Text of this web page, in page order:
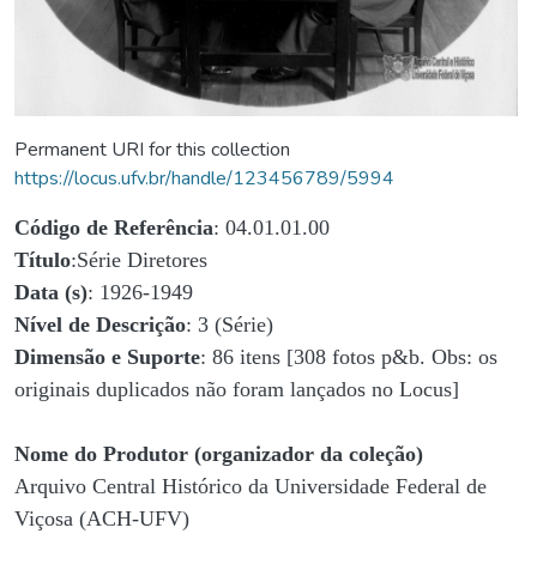
Permanent URI for this collection
https://locus.ufv.br/handle/123456789/5994
Código de Referência: 04.01.01.00
Título:Série Diretores
Data (s): 1926-1949
Nível de Descrição: 3 (Série)
Dimensão e Suporte: 86 itens [308 fotos p&b. Obs: os
originais duplicados não foram lançados no Locus]
Nome do Produtor (organizador da coleção)
Arquivo Central Histórico da Universidade Federal de
Viçosa (ACH-UFV)